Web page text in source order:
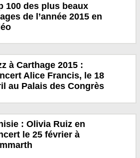
100 des plus beaux
de l’année 2015 en
à Carthage 2015 :
Alice Francis, le 18
au Palais des Congrès
: Olivia Ruiz en
le 25 février à